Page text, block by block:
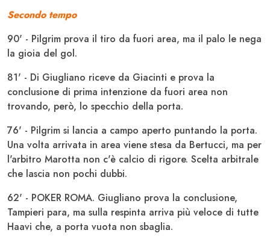
Secondo tempo
90' - Pilgrim prova il tiro da fuori area, ma il palo le nega
la gioia del gol.
81' - Di Giugliano riceve da Giacinti e prova la
conclusione di prima intenzione da fuori area non
trovando, però, lo specchio della porta.
76' - Pilgrim si lancia a campo aperto puntando la porta.
Una volta arrivata in area viene stesa da Bertucci, ma per
l'arbitro Marotta non c'è calcio di rigore. Scelta arbitrale
che lascia non pochi dubbi.
62' - POKER ROMA. Giugliano prova la conclusione,
Tampieri para, ma sulla respinta arriva più veloce di tutte
Haavi che, a porta vuota non sbaglia.